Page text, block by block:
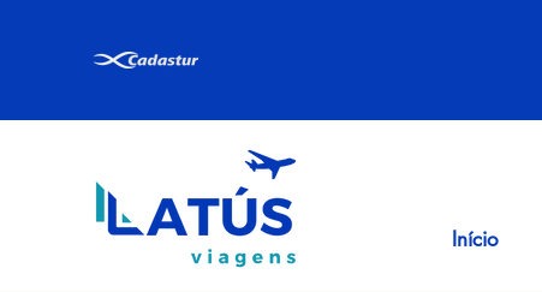
Início